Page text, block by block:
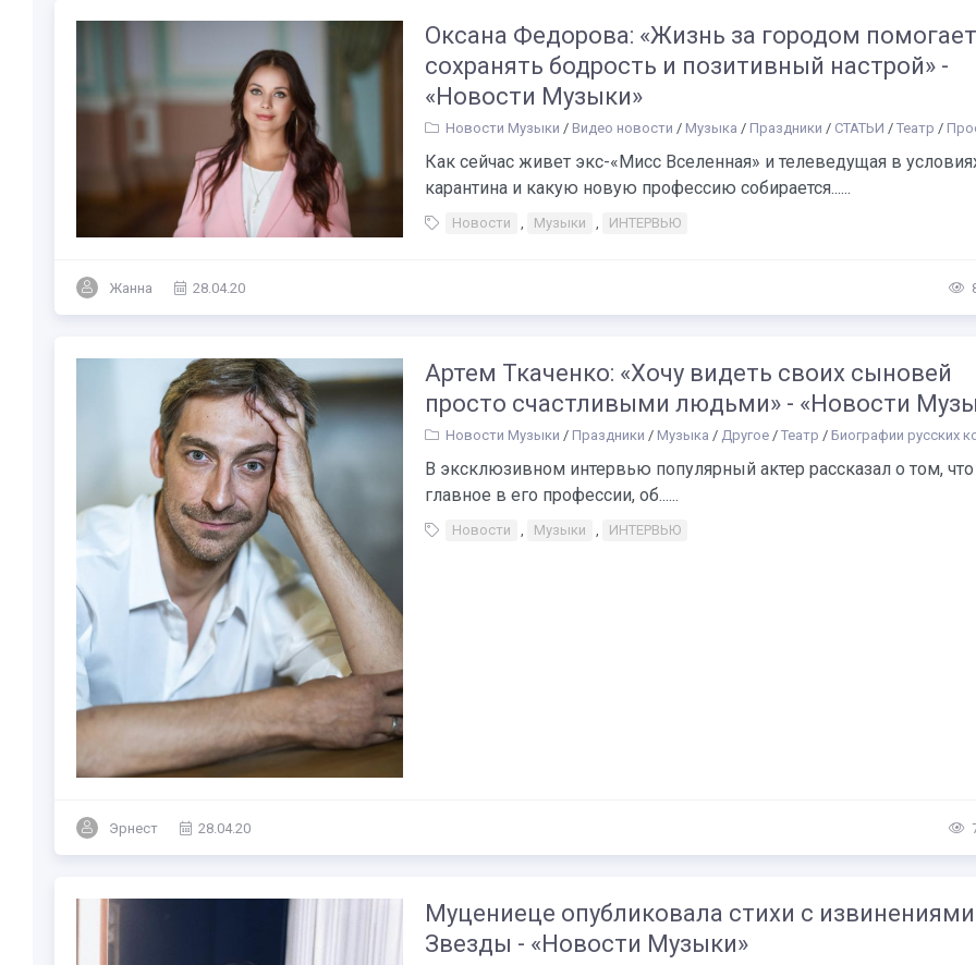
Оксана Федорова: «Жизнь за городом помогает
сохранять бодрость и позитивный настрой» -
«Новости Музыки»
Новости Музыки / Видео новости / Музыка / Праздники / СТАТЬИ / Театр /
Как сейчас живет экс-«Мисс Вселенная» и телеведущая в
карантина и какую новую профессию собирается......
Новости Музыки ИНТЕРВЬЮ
Жанна 28.04.20
Артем Ткаченко: «Хочу видеть своих сыновей
просто счастливыми людьми» - «Новости
Новости Музыки / Праздники / Музыка / Другое / Театр / Биографии русских композиторов и
В эксклюзивном интервью популярный актер рассказал о том, что
главное в его профессии, об......
Новости , Музыки , ИНТЕРВЬЮ
Эрнест 28.04.20
Муцениеце опубликовала стихи с
Звезды - «Новости Музыки»